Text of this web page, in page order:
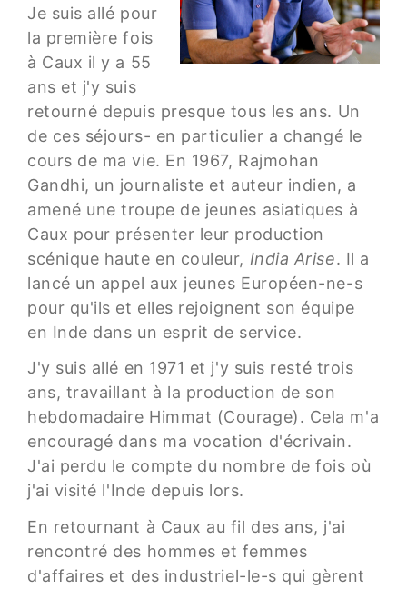
Je suis allé pour
la première fois
à Caux il y a 55
ans et j'y suis
retourné depuis presque tous les ans. Un
de ces séjours- en particulier a changé le
cours de ma vie. En 1967, Rajmohan
Gandhi, un journaliste et auteur indien, a
amené une troupe de jeunes asiatiques à
Caux pour présenter leur production
scénique haute en couleur, India Arise. Il a
lancé un appel aux jeunes Européen-ne-s
pour qu'ils et elles rejoignent son équipe
en Inde dans un esprit de service.
J'y suis allé en 1971 et j'y suis resté trois
ans, travaillant à la production de son
hebdomadaire Himmat (Courage). Cela m'a
encouragé dans ma vocation d'écrivain.
J'ai perdu le compte du nombre de fois où
j'ai visité l'Inde depuis lors.
En retournant à Caux au fil des ans, j'ai
rencontré des hommes et femmes
d'affaires et des industriel-le-s qui gèrent